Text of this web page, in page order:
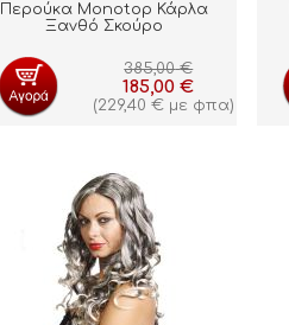
Περούκα Monotop Κάρλα
Ξανθό Σκούρο
385,00 €
185,00 €
(229,40 €με φπα)